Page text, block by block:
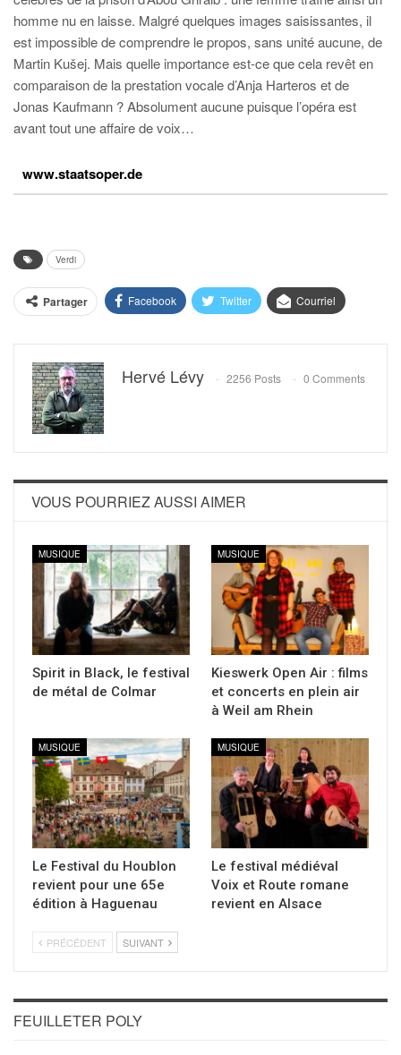
homme nu en laisse. Malgré quelques images saisissantes, il
est impossible de comprendre le propos, sans unité aucune, de
Martin Kušej. Mais quelle importance est-ce que cela revêt en
comparaison de la prestation vocale d’Anja Harteros et de
Jonas Kaufmann ? Absolument aucune puisque l’opéra est
avant tout une affaire de voix…
www.staatsoper.de
Verdi
Partager Facebook Twitter Courriel
Hervé Lévy 2256 Posts 0 Comments
VOUS POURRIEZ AUSSI AIMER
MUSIQUE
Spirit in Black, le festival
de métal de Colmar
MUSIQUE
Kieswerk Open Air : films
et concerts en plein air
à Weil am Rhein
MUSIQUE
Le Festival du Houblon
revient pour une 65e
édition à Haguenau
MUSIQUE
Le festival médiéval
Voix et Route romane
revient en Alsace
PRÉCÉDENT SUIVANT
FEUILLETER POLY